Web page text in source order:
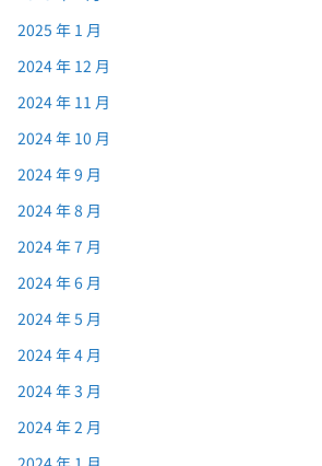
2025 年 1 月
2024 年 12 月
2024 年 11 月
2024 年 10 月
2024 年 9 月
2024 年 8 月
2024 年 7 月
2024 年 6 月
2024 年 5 月
2024 年 4 月
2024 年 3 月
2024 年 2 月